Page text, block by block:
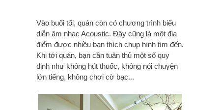
Vào buổi tối, quán còn có chương trình biểu
diễn âm nhạc Acoustic. Đây cũng là một địa
điểm được nhiều bạn thích chụp hình tìm đến.
Khi tới quán, bạn cần tuân thủ một số quy
định như không hút thuốc, không nói chuyện
lớn tiếng, không chơi cờ bạc...